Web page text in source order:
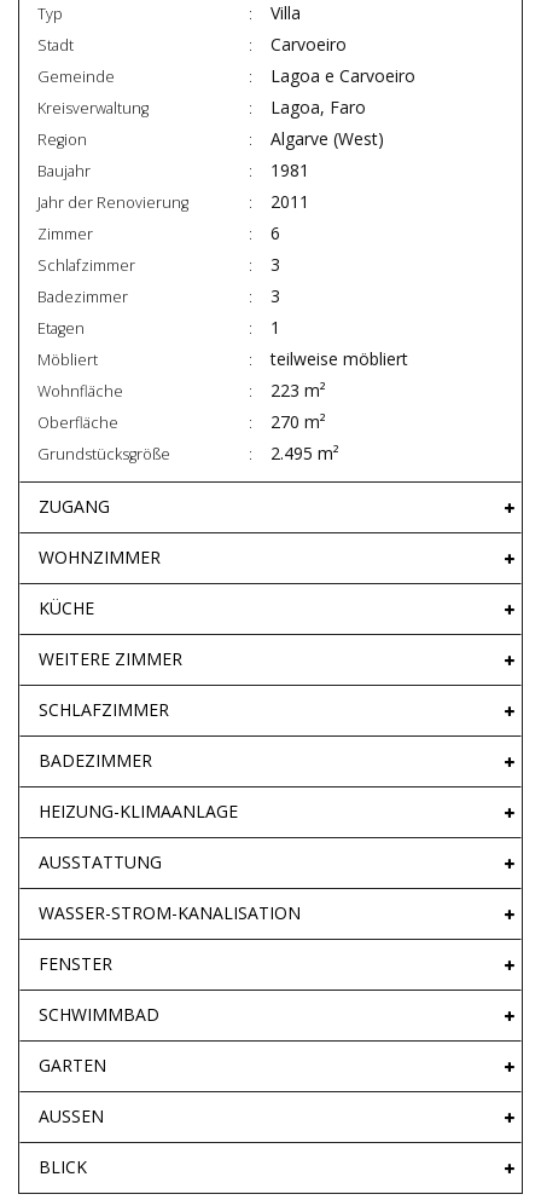
Typ Villa
Stadt Carvoeiro
Gemeinde Lagoa e Carvoeiro
Kreisverwaltung Lagoa, Faro
Region Algarve (West)
Baujahr 1981
Jahr der Renovierung 2011
Zimmer 6
Schlafzimmer 3
Badezimmer 3
Etagen 1
Möbliert teilweise möbliert
Wohnfläche 223 m²
Oberfläche 270 m²
Grundstücksgröße 2.495 m²
ZUGANG
WOHNZIMMER
KÜCHE
WEITERE ZIMMER
SCHLAFZIMMER
BADEZIMMER
HEIZUNG-KLIMAANLAGE
AUSSTATTUNG
WASSER-STROM-KANALISATION
FENSTER
SCHWIMMBAD
GARTEN
AUSSEN
BLICK